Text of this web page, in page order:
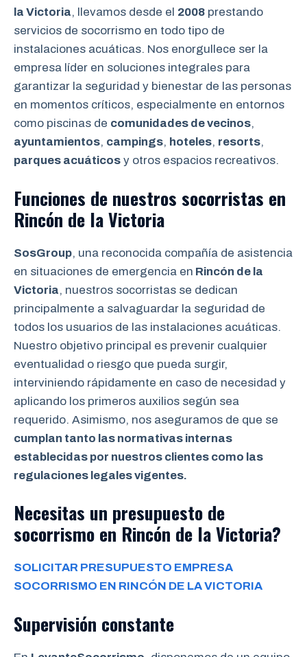
la Victoria, llevamos desde el 2008 prestando
servicios de socorrismo en todo tipo de
instalaciones acuáticas. Nos enorgullece ser la
empresa líder en soluciones integrales para
garantizar la seguridad y bienestar de las personas
en momentos críticos, especialmente en entornos
como piscinas de comunidades de vecinos,
ayuntamientos, campings, hoteles, resorts,
parques acuáticos y otros espacios recreativos.
Funciones de nuestros socorristas en
Rincón de la Victoria
SosGroup, una reconocida compañía de asistencia
en situaciones de emergencia en Rincón de la
Victoria, nuestros socorristas se dedican
principalmente a salvaguardar la seguridad de
todos los usuarios de las instalaciones acuáticas.
Nuestro objetivo principal es prevenir cualquier
eventualidad o riesgo que pueda surgir,
interviniendo rápidamente en caso de necesidad y
aplicando los primeros auxilios según sea
requerido. Asimismo, nos aseguramos de que se
cumplan tanto las normativas internas
establecidas por nuestros clientes como las
regulaciones legales vigentes.
Necesitas un presupuesto de
socorrismo en Rincón de la Victoria?
SOLICITAR PRESUPUESTO EMPRESA
SOCORRISMO EN RINCÓN DE LA VICTORIA
Supervisión constante